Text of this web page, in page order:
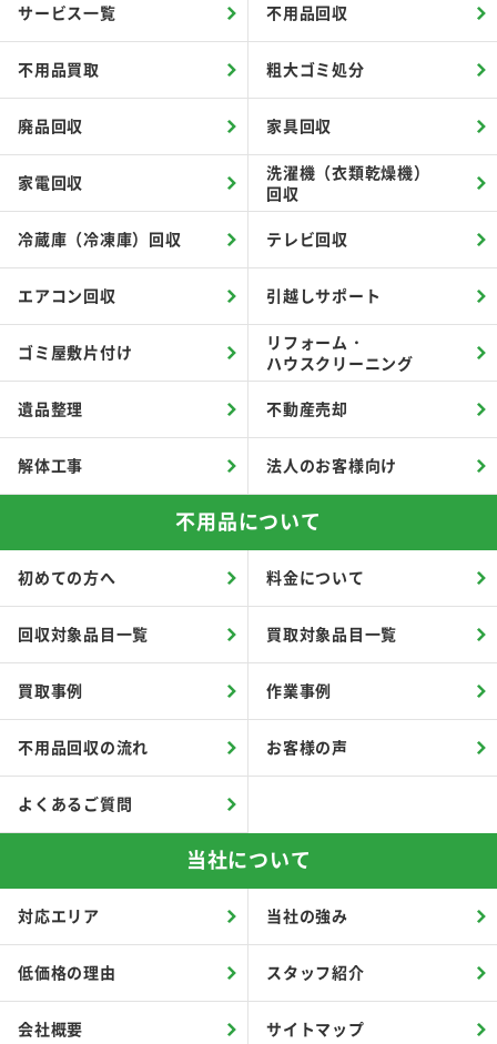
サービス一覧 不用品回収
不用品買取 粗大ゴミ処分
廃品回収 家具回収
家電回収
洗濯機（衣類乾燥機）
回収
冷蔵庫（冷凍庫）回収 テレビ回収
エアコン回収 引越しサポート
ゴミ屋敷片付け
リフォーム・
ハウスクリーニング
遺品整理 不動産売却
解体工事 法人のお客様向け
不用品について
初めての方へ 料金について
回収対象品目一覧 買取対象品目一覧
買取事例 作業事例
不用品回収の流れ お客様の声
よくあるご質問
当社について
対応エリア 当社の強み
低価格の理由 スタッフ紹介
会社概要 サイトマップ